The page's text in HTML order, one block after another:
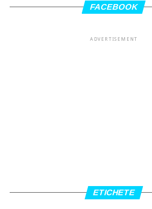
FACEBOOK
ADVERTISEMENT
ETICHETE